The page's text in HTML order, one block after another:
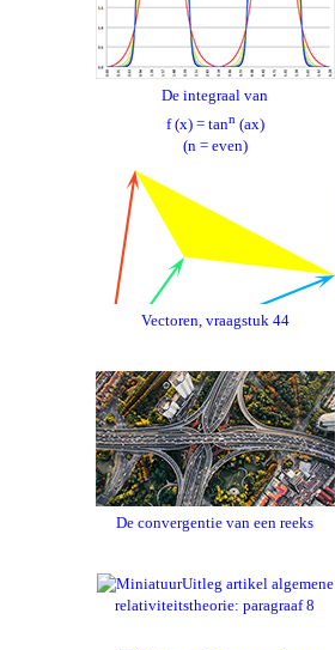
De integraal van
f (x) = tann(ax)
(n = even)
Vectoren, vraagstuk 44
De convergentie van een reeks
Uitleg artikel algemene
relativiteitstheorie: paragraaf 8